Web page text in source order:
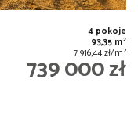
4 pokoje
93,35 m2
7 916,44 zł/m2
739 000 zł